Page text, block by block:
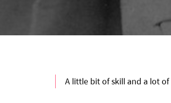
A little bit of skill and a lot